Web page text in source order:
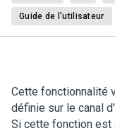
Guide de l'utilisateur
Cette fonctionnalité
définie sur le canal
Si cette fonction est